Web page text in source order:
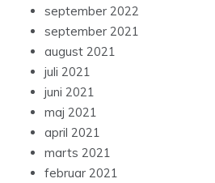
september 2022
september 2021
august 2021
juli 2021
juni 2021
maj 2021
april 2021
marts 2021
februar 2021